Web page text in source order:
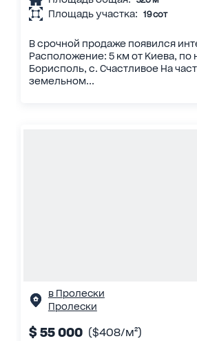
Площадь участка: 19 сот
В срочной продаже появился
Расположение: 5 км от Киева, по
Борисполь, с. Счастливое На
земельном...
в Пролески
Пролески
$ 55 000 ($408/м²)